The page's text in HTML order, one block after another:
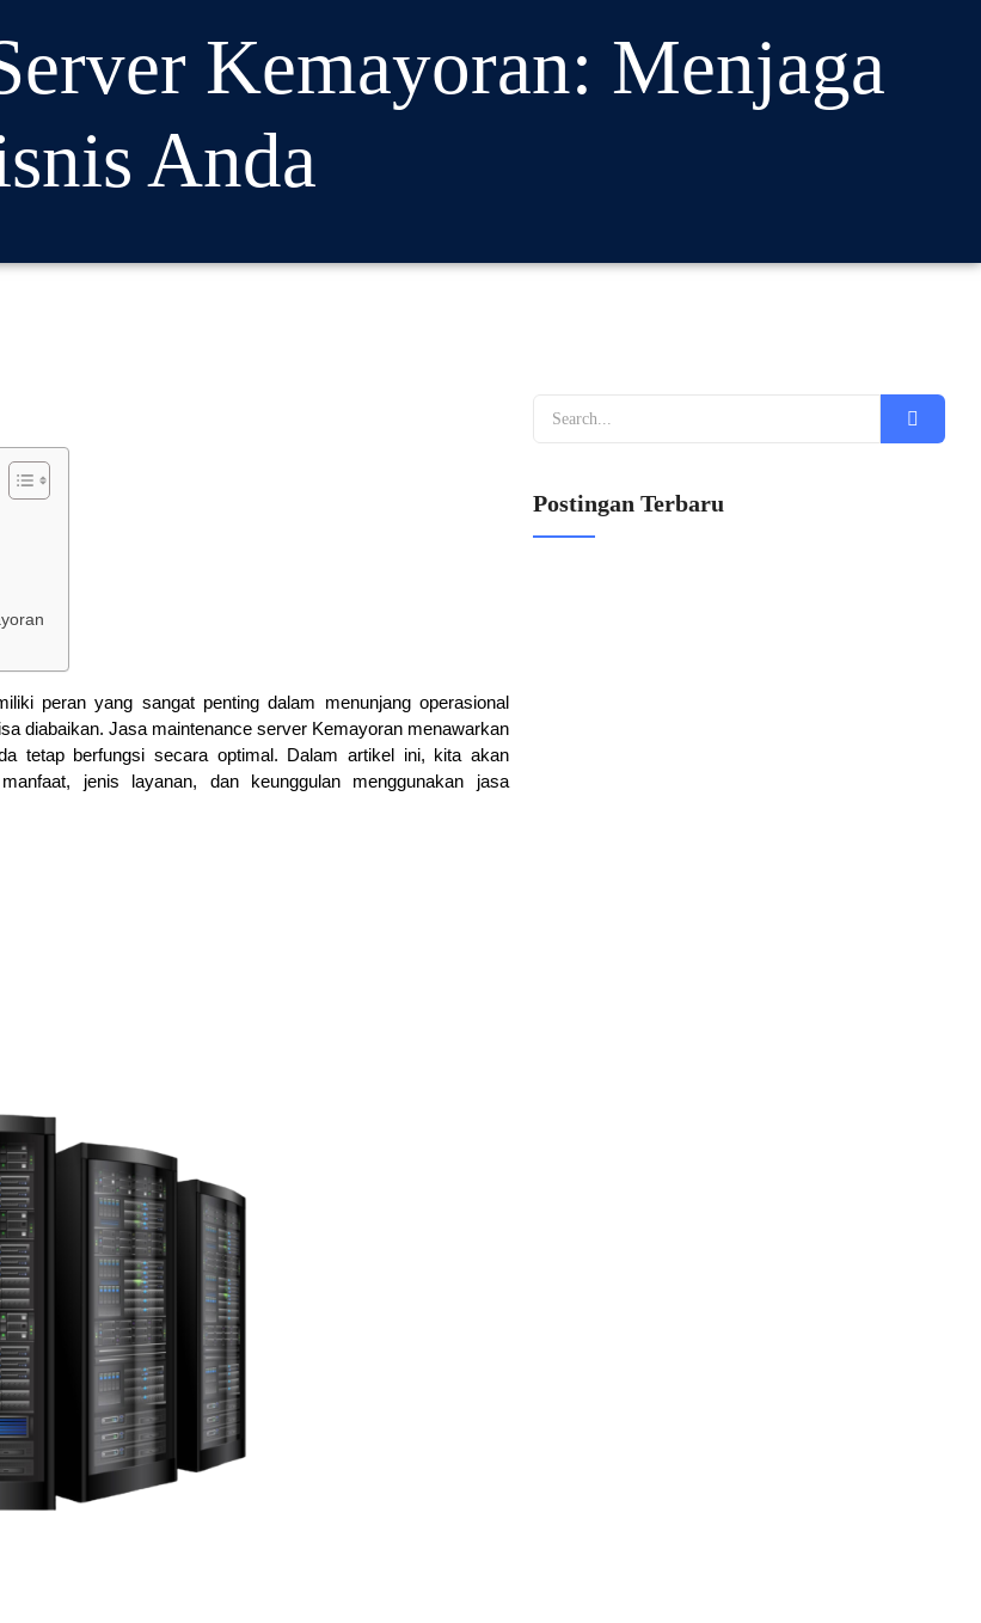
Kemayoran: Menjaga
Anda
peran yang sangat penting dalam menunjang operasional
diabaikan. Jasa maintenance server Kemayoran menawarkan
tetap berfungsi secara optimal. Dalam artikel ini, kita akan
jenis layanan, dan keunggulan menggunakan jasa
Postingan Terbaru